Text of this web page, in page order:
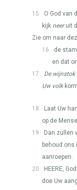
15
O God van
kijk neeruit
Zie om naar
16
de
en dat
17
De wijnstok
Uw volk
18
Laat Uw
op de
19
Dan zullen
behoud ons
aanroepen.
20
HEERE,
doe Uw